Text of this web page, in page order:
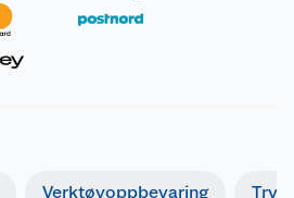
Verktøyoppbevaring